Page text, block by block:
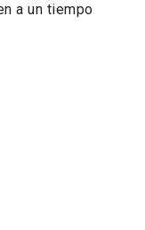
a un tiempo